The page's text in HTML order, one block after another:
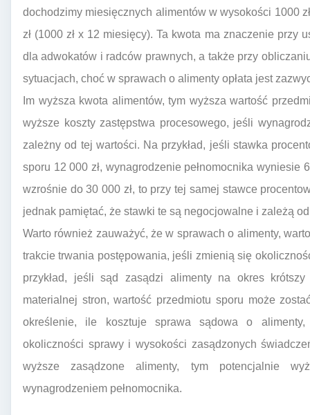
dochodzimy miesięcznych alimentów w wysokości 1000
zł (1000 zł x 12 miesięcy). Ta kwota ma znaczenie przy
dla adwokatów i radców prawnych, a także przy
sytuacjach, choć w sprawach o alimenty opłata jest
Im wyższa kwota alimentów, tym wyższa wartość
wyższe koszty zastępstwa procesowego, jeśli
zależny od tej wartości. Na przykład, jeśli stawka
sporu 12 000 zł, wynagrodzenie pełnomocnika wyniesie
wzrośnie do 30 000 zł, to przy tej samej stawce
jednak pamiętać, że stawki te są negocjowalne i zależą
Warto również zauważyć, że w sprawach o alimenty,
trakcie trwania postępowania, jeśli zmienią się
przykład, jeśli sąd zasądzi alimenty na okres
materialnej stron, wartość przedmiotu sporu może
określenie, ile kosztuje sprawa sądowa o
okoliczności sprawy i wysokości zasądzonych
wyższe zasądzone alimenty, tym potencjalnie
wynagrodzeniem pełnomocnika.